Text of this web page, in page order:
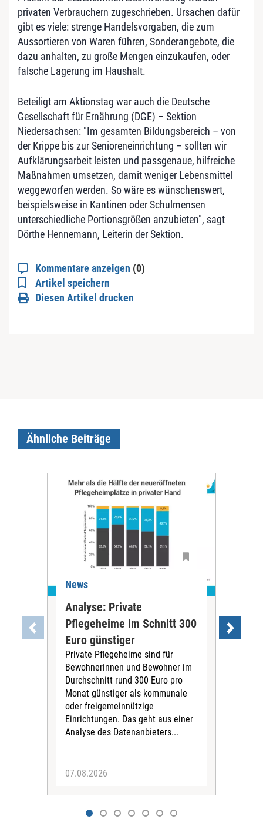
privaten Verbrauchern zugeschrieben. Ursachen dafür
gibt es viele: strenge Handelsvorgaben, die zum
Aussortieren von Waren führen, Sonderangebote, die
dazu anhalten, zu große Mengen einzukaufen, oder
falsche Lagerung im Haushalt.
Beteiligt am Aktionstag war auch die Deutsche
Gesellschaft für Ernährung (DGE) – Sektion
Niedersachsen: "Im gesamten Bildungsbereich – von
der Krippe bis zur Senioreneinrichtung – sollten wir
Aufklärungsarbeit leisten und passgenaue, hilfreiche
Maßnahmen umsetzen, damit weniger Lebensmittel
weggeworfen werden. So wäre es wünschenswert,
beispielsweise in Kantinen oder Schulmensen
unterschiedliche Portionsgrößen anzubieten", sagt
Dörthe Hennemann, Leiterin der Sektion.
Kommentare anzeigen (0)
Artikel speichern
Diesen Artikel drucken
Ähnliche Beiträge
News
Analyse: Private
Pflegeheime im Schnitt 300
Euro günstiger
Private Pflegeheime sind für
Bewohnerinnen und Bewohner im
Durchschnitt rund 300 Euro pro
Monat günstiger als kommunale
oder freigemeinnützige
Einrichtungen. Das geht aus einer
Analyse des Datenanbieters...
07.08.2026